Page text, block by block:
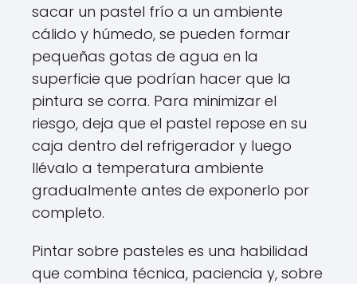
sacar un pastel frío a un ambiente
cálido y húmedo, se pueden formar
pequeñas gotas de agua en la
superficie que podrían hacer que la
pintura se corra. Para minimizar el
riesgo, deja que el pastel repose en su
caja dentro del refrigerador y luego
llévalo a temperatura ambiente
gradualmente antes de exponerlo por
completo.
Pintar sobre pasteles es una habilidad
que combina técnica, paciencia y, sobre